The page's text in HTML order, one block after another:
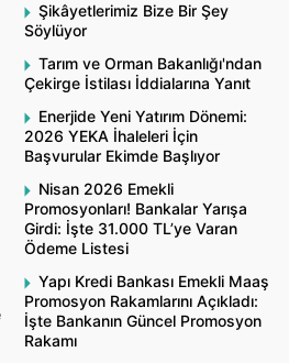
Şikâyetlerimiz Bize Bir Şey
Söylüyor
Tarım ve Orman Bakanlığı'ndan
Çekirge İstilası İddialarına Yanıt
Enerjide Yeni Yatırım Dönemi:
2026 YEKA İhaleleri İçin
Başvurular Ekimde Başlıyor
Nisan 2026 Emekli
Promosyonları! Bankalar Yarışa
Girdi: İşte 31.000 TL’ye Varan
Ödeme Listesi
Yapı Kredi Bankası Emekli Maaş
Promosyon Rakamlarını Açıkladı:
İşte Bankanın Güncel Promosyon
Rakamı